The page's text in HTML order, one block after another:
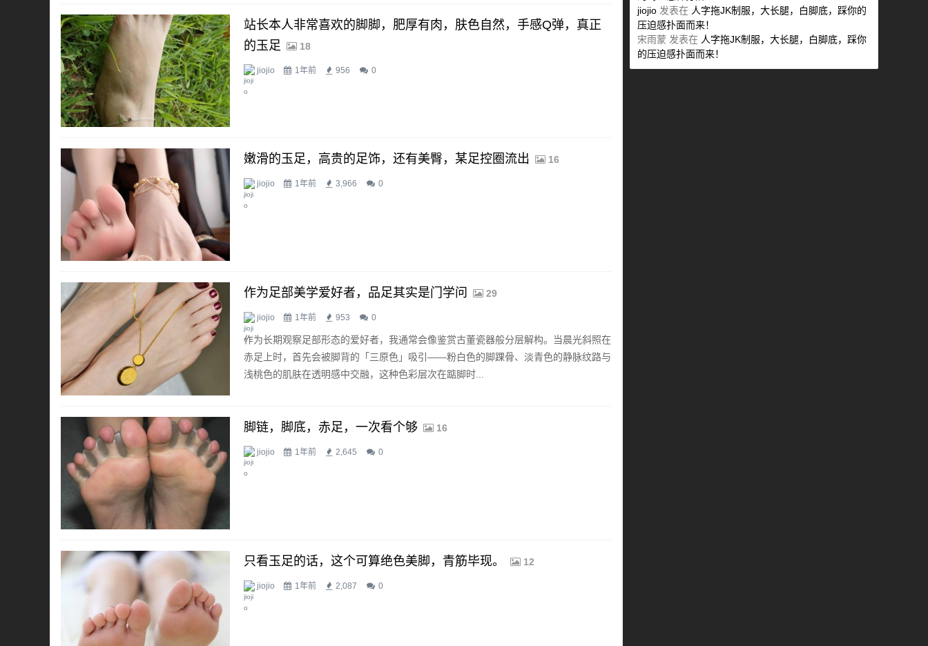
站长本人非常喜欢的脚脚，肥厚有肉，肤色自然，手感Q弹，真正
的玉足
18
jiojio 1年前 956 0
嫩滑的玉足，高贵的足饰，还有美臀，某足控圈流出 16
jiojio 1年前 3,966 0
作为足部美学爱好者，品足其实是门学问 29
jiojio 1年前 953 0
作为长期观察足部形态的爱好者，我通常会像鉴赏古董瓷器般分层解构。当晨光斜照在
赤足上时，首先会被脚背的「三原色」吸引——粉白色的脚踝骨、淡青色的静脉纹路与
浅桃色的肌肤在透明感中交融，这种色彩层次在踮脚时...
脚链，脚底，赤足，一次看个够 16
jiojio 1年前 2,645 0
只看玉足的话，这个可算绝色美脚，青筋毕现。 12
jiojio 1年前 2,087 0
jiojio 发表在 人字拖JK制服，大长腿，白脚底，踩你的
压迫感扑面而来！
宋雨蒙 发表在 人字拖JK制服，大长腿，白脚底，踩你
的压迫感扑面而来！